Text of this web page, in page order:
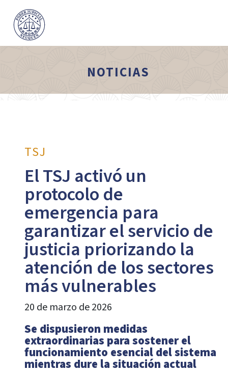
NOTICIAS
TSJ
El TSJ activó un
protocolo de
emergencia para
garantizar el servicio de
justicia priorizando la
atención de los sectores
más vulnerables
20 de marzo de 2026
Se dispusieron medidas
extraordinarias para sostener el
funcionamiento esencial del sistema
mientras dure la situación actual